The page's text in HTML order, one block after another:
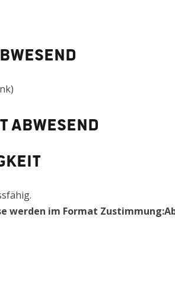
werden im Format